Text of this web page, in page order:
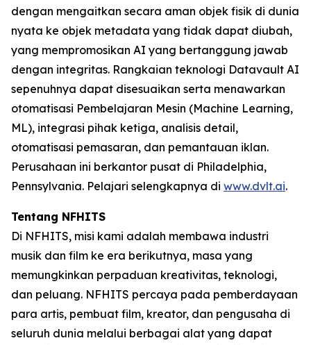
dengan mengaitkan secara aman objek fisik di dunia
nyata ke objek metadata yang tidak dapat diubah,
yang mempromosikan AI yang bertanggung jawab
dengan integritas. Rangkaian teknologi Datavault AI
sepenuhnya dapat disesuaikan serta menawarkan
otomatisasi Pembelajaran Mesin (Machine Learning,
ML), integrasi pihak ketiga, analisis detail,
otomatisasi pemasaran, dan pemantauan iklan.
Perusahaan ini berkantor pusat di Philadelphia,
Pennsylvania. Pelajari selengkapnya di www.dvlt.ai.
Tentang NFHITS
Di NFHITS, misi kami adalah membawa industri
musik dan film ke era berikutnya, masa yang
memungkinkan perpaduan kreativitas, teknologi,
dan peluang. NFHITS percaya pada pemberdayaan
para artis, pembuat film, kreator, dan pengusaha di
seluruh dunia melalui berbagai alat yang dapat